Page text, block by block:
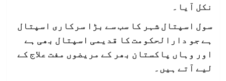
نکل آیا۔
سول اسپتال شہر کا سب سے بڑا سرکاری اسپتال
ہے جو دارالحکومت کا قدیمی اسپتال بھی ہے
اور وہاں پاکستان بھر کے مریضوں مفت علاج کے
لیے آتے ہیں۔